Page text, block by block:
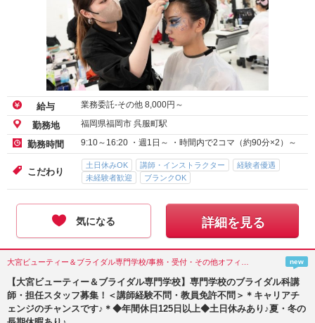
給与 業務委託-その他 8,000円～
勤務地 福岡県福岡市 呉服町駅
勤務時間 9:10～16:20 ・週1日～ ・時間内で2コマ（約90分×2）～
こだわり
土日休みOK 講師・インストラクター
経験者優遇
未経験者歓迎
ブランクOK
気になる 詳細を見る
new
【大宮ビューティー＆ブライダル専門学校】専門学校のブライダル科講
師・担任スタッフ募集！＜講師経験不問・教員免許不問＞＊キャリアチ
ェンジのチャンスです♪＊◆年間休日125日以上◆土日休みあり♪夏・冬の